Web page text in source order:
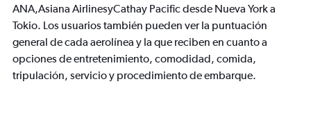
1
Y
axis
displaying
values.
Range:
ANA,Asiana AirlinesyCathay Pacific desde Nueva York a
Tokio. Los usuarios también pueden ver la puntuación
general de cada aerolínea y la que reciben en cuanto a
opciones de entretenimiento, comodidad, comida,
tripulación, servicio y procedimiento de embarque.